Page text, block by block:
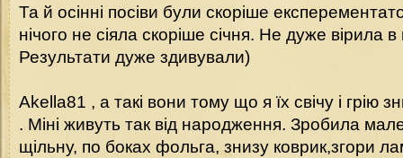
Та й осінні посіви були скоріше
нічого не сіяла скоріше січня. Не дуже вірила в
Результати дуже здивували)
Akella81 , а такі вони тому що я їх свічу і грію
. Міні живуть так від народження. Зробила
щільну, по боках фольга, знизу коврик,згори